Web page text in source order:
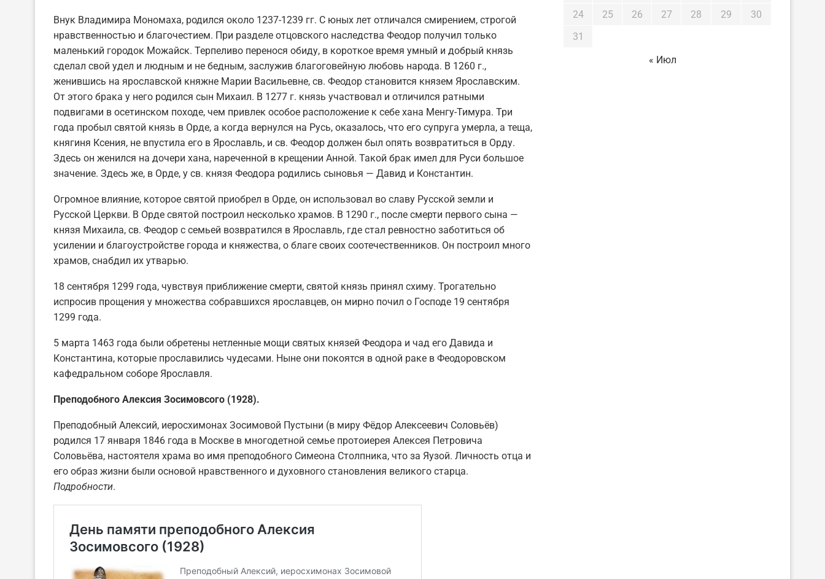
Внук Владимира Мономаха, родился около 1237-1239 гг. С юных лет отличался смирением, строгой
нравственностью и благочестием. При разделе отцовского наследства Феодор получил только
маленький городок Можайск. Терпеливо перенося обиду, в короткое время умный и добрый князь
сделал свой удел и людным и не бедным, заслужив благоговейную любовь народа. В 1260 г.,
женившись на ярославской княжне Марии Васильевне, св. Феодор становится князем Ярославским.
От этого брака у него родился сын Михаил. В 1277 г. князь участвовал и отличился ратными
подвигами в осетинском походе, чем привлек особое расположение к себе хана Менгу-Тимура. Три
года пробыл святой князь в Орде, а когда вернулся на Русь, оказалось, что его супруга умерла, а теща,
княгиня Ксения, не впустила его в Ярославль, и св. Феодор должен был опять возвратиться в Орду.
Здесь он женился на дочери хана, нареченной в крещении Анной. Такой брак имел для Руси большое
значение. Здесь же, в Орде, у св. князя Феодора родились сыновья — Давид и Константин.
Огромное влияние, которое святой приобрел в Орде, он использовал во славу Русской земли и
Русской Церкви. В Орде святой построил несколько храмов. В 1290 г., после смерти первого сына —
князя Михаила, св. Феодор с семьей возвратился в Ярославль, где стал ревностно заботиться об
усилении и благоустройстве города и княжества, о благе своих соотечественников. Он построил много
храмов, снабдил их утварью.
18 сентября 1299 года, чувствуя приближение смерти, святой князь принял схиму. Трогательно
испросив прощения у множества собравшихся ярославцев, он мирно почил о Господе 19 сентября
1299 года.
5 марта 1463 года были обретены нетленные мощи святых князей Феодора и чад его Давида и
Константина, которые прославились чудесами. Ныне они покоятся в одной раке в Феодоровском
кафедральном соборе Ярославля.
Преподобного Алексия Зосимовсого (1928).
Преподобный Алексий, иеросхимонах Зосимовой Пустыни (в миру Фёдор Алексеевич Соловьёв)
родился 17 января 1846 года в Москве в многодетной семье протоиерея Алексея Петровича
Соловьёва, настоятеля храма во имя преподобного Симеона Столпника, что за Яузой. Личность отца и
его образ жизни были основой нравственного и духовного становления великого старца.
Подробности.
24
25 26 27 28 29
30
31
« Июл